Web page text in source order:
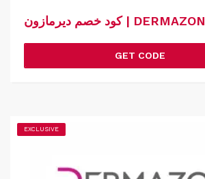
GET CODE
EXCLUSIVE